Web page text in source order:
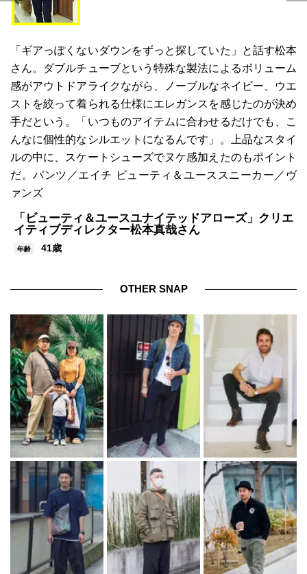
「ギアっぽくないダウンをずっと探していた」と話す松本
さん。ダブルチューブという特殊な製法によるボリューム
感がアウトドアライクながら、ノーブルなネイビー、ウエ
ストを絞って着られる仕様にエレガンスを感じたのが決め
手だという。「いつものアイテムに合わせるだけでも、こ
んなに個性的なシルエットになるんです」。上品なスタイ
ルの中に、スケートシューズでヌケ感加えたのもポイント
だ。パンツ／エイチ ビューティ＆ユーススニーカー／ヴ
ァンズ
「ビューティ＆ユースユナイテッドアローズ」クリエ
イティブディレクター松本真哉さん
年齢 41歳
OTHER SNAP